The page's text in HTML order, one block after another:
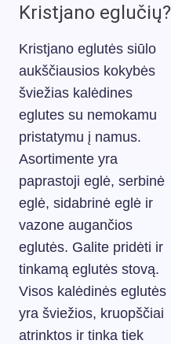
Kristjano eglučių?
Kristjano eglutės siūlo
aukščiausios kokybės
šviežias kalėdines
eglutes su nemokamu
pristatymu į namus.
Asortimente yra
paprastoji eglė, serbinė
eglė, sidabrinė eglė ir
vazone augančios
eglutės. Galite pridėti ir
tinkamą eglutės stovą.
Visos kalėdinės eglutės
yra šviežios, kruopščiai
atrinktos ir tinka tiek